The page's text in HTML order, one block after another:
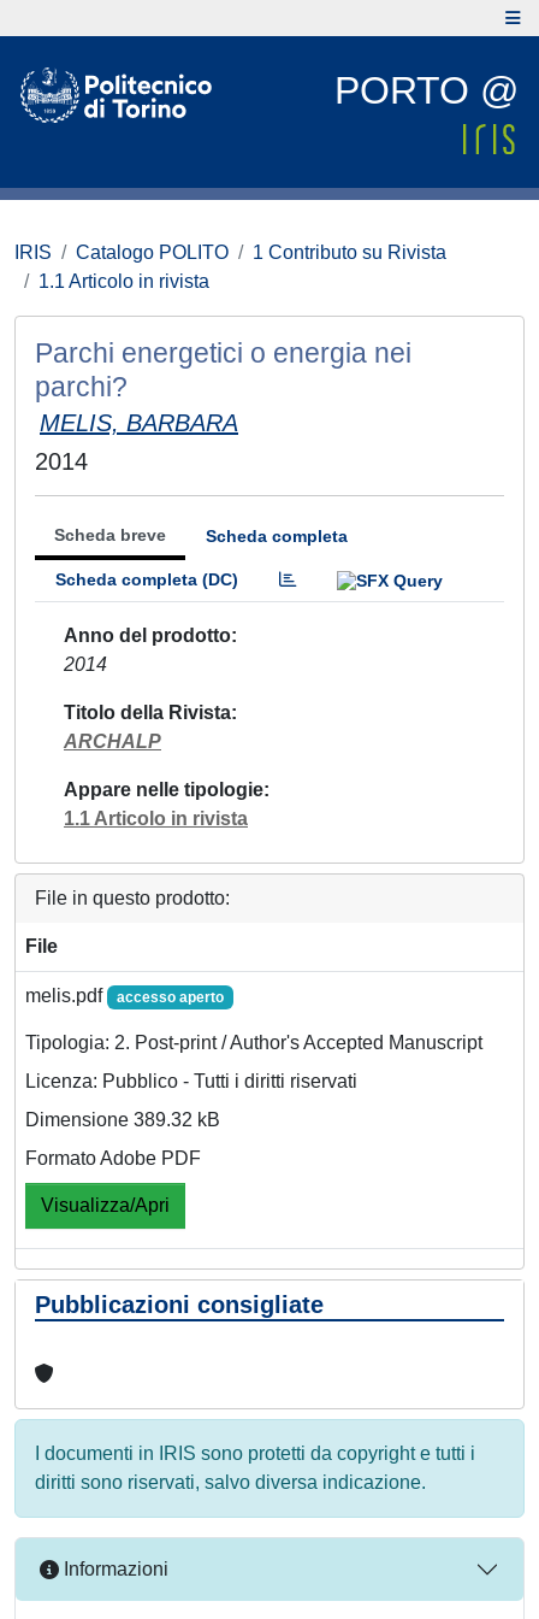
PORTO @
IRIS Catalogo POLITO
1 Contributo su Rivista
1.1 Articolo in rivista
Parchi energetici o energia nei
parchi?
MELIS, BARBARA
2014
Scheda breve Scheda completa
Scheda completa (DC)
Anno del prodotto
2014
Titolo della Rivista
ARCHALP
Appare nelle tipologie
1.1 Articolo in rivista
File in questo prodotto:
File
melis.pdf accesso aperto
Tipologia: 2. Post-print / Author's Accepted Manuscript
Licenza: Pubblico - Tutti i diritti riservati
Dimensione 389.32 kB
Formato Adobe PDF
Visualizza/Apri
Pubblicazioni consigliate
I documenti in IRIS sono protetti da copyright e tutti i
diritti sono riservati, salvo diversa indicazione.
Informazioni